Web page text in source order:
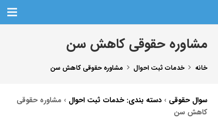
مشاوره حقوقی کاهش سن
خانه خدمات ثبت احوال مشاوره حقوقی کاهش سن
سوال حقوقی ›دسته بندی: خدمات ثبت احوال ›مشاوره حقوقی
کاهش سن